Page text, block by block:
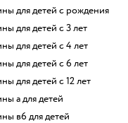
для детей с рождения
для детей с 3 лет
для детей с 4 лет
для детей с 6 лет
для детей с 12 лет
а для детей
в6 для детей